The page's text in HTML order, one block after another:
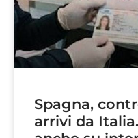
Spagna,
arrivi da